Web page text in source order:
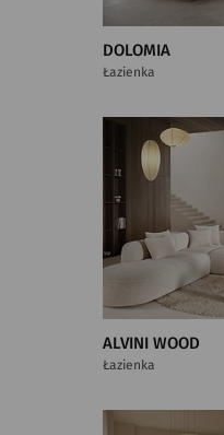
DOLOMIA
Łazienka
ALVINI WOOD
Łazienka